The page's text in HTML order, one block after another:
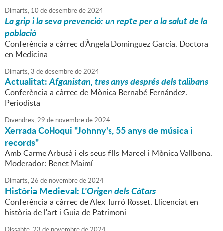
Dimarts, 10 dedesembrede2024
La grip i la seva prevenció: un repte per a la salut de la
població
Conferència a càrrec d'Àngela Dominguez García. Doctora
en Medicina
Dimarts,3 dedesembrede2024
Actualitat:Afganistan, tres anys després dels talibans
Conferència a càrrec de Mònica Bernabé Fernández.
Periodista
Divendres,29 de novembrede2024
Xerrada Col·loqui "Johnny's, 55 anys de música i
records"
Amb Carme Arbusà i els seus fills Marcel i Mònica Vallbona.
Moderador: Benet Maimí
Dimarts,26 de novembrede2024
Història Medieval:L'Origen dels Càtars
Conferència a càrrec de Alex Turró Rosset. Llicenciat en
història de l'art i Guia de Patrimoni
Dissabte,23 de novembrede2024